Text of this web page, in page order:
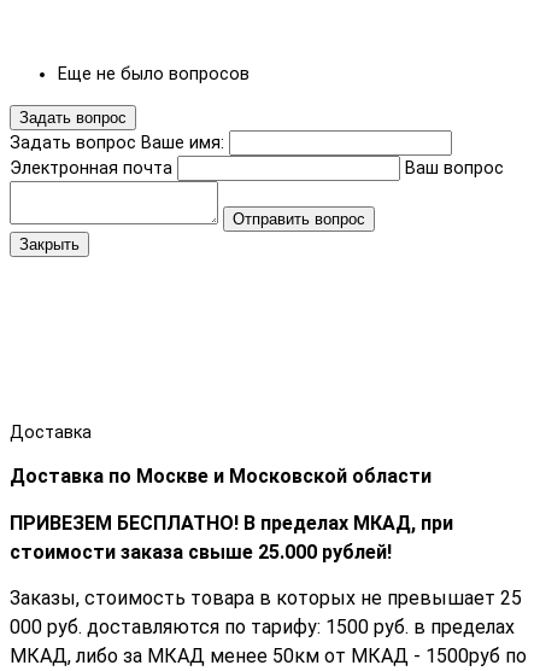
Еще не было вопросов
Задать вопрос
Задать вопрос Ваше имя:
Электронная почта
Ваш вопрос
Отправить вопрос
Закрыть
Доставка
Доставка по Москве и Московской области
ПРИВЕЗЕМ БЕСПЛАТНО! В пределах МКАД, при
стоимости заказа cвыше 25.000 рублей!
Заказы, стоимость товара в которых не превышает 25
000 руб. доставляются по тарифу: 1500 руб. в пределах
МКАД, либо за МКАД менее 50км от МКАД - 1500руб по